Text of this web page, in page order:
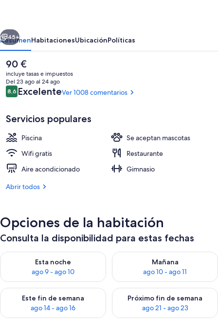
Fachada del alojamiento
Siguiente
45+
ResumenHabitacionesUbicaciónPolíticas
El
precio
actual
es
de
90 €
incluye tasas e impuestos
Del 23 ago al 24 ago
Comentarios
8,68,6 de 10
ExcelenteVer 1008 comentarios
Servicios populares
Piscina
Se aceptan mascotas
Wifi gratis
Restaurante
Aire acondicionado
Gimnasio
Abrir todos
Opciones de la habitación
Consulta la disponibilidad para estas fechas
Esta noche
ago 9 - ago 10
Consulta la disponibilidad para esta noche, ago 9 - ago 10
Mañana
ago 10 - ago 11
Consulta la disponibilidad
Este fin de semana
ago 14 - ago 16
Consulta la disponibilidad para este fin de semana, ago 14 -
Próximo fin de semana
ago 21 - ago 23
Consulta la disponibilidad